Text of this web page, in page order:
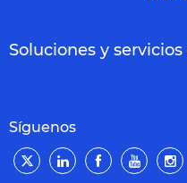
Soluciones y
Síguenos